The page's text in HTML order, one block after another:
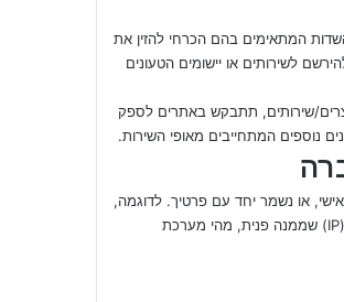
המתאימים בהם הכרחי להזין את
לשירותים או יישומים הטעונים
שירותים, תתבקש באתרים לספק
נוספים המתחייבים מאופי השירות.
או נשמר יחד עם פרטיך. לדוגמה,
פרסומות שקראת באתר, העמודים בהם צפית, ההצעות והשירותים שעניינו אותך, כתובת האינטרנט (IP) שממנה פנית, מהי מערכת